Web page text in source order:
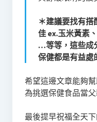
＊建議要找有搭
佳 ex.玉米黃素
…等等，這些成
保健都是有益處
希望這邊文章能夠
為挑選保健食品當
最後提早祝福全天